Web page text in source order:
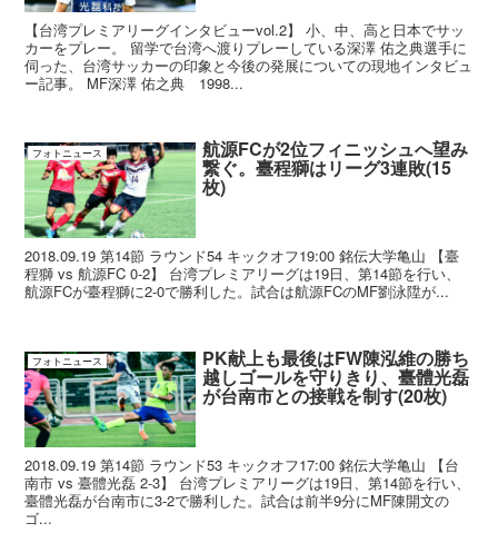
【台湾プレミアリーグインタビューvol.2】 小、中、高と日本でサッ
カーをプレー。 留学で台湾へ渡りプレーしている深澤 佑之典選手に
伺った、台湾サッカーの印象と今後の発展についての現地インタビュ
ー記事。 MF深澤 佑之典 1998...
フォトニュース 航源FCが2位フィニッシュへ望み
繋ぐ。臺程獅はリーグ3連敗(15
枚)
2018.09.19 第14節 ラウンド54 キックオフ19:00 銘伝大学亀山 【臺
程獅 vs 航源FC 0-2】 台湾プレミアリーグは19日、第14節を行い、
航源FCが臺程獅に2-0で勝利した。試合は航源FCのMF劉泳陞が...
フォトニュース PK献上も最後はFW陳泓維の勝ち
越しゴールを守りきり、臺體光磊
が台南市との接戦を制す(20枚)
2018.09.19 第14節 ラウンド53 キックオフ17:00 銘伝大学亀山 【台
南市 vs 臺體光磊 2-3】 台湾プレミアリーグは19日、第14節を行い、
臺體光磊が台南市に3-2で勝利した。試合は前半9分にMF陳開文の
ゴ...